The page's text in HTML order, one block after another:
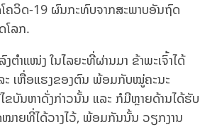
ໂຄວິດ-19 ຜົນກະທົບຈາກສະພາບອັນຖົດ
ໂລກ.
ຕຳແໜ່ງ ໃນໄລຍະທີ່ຜ່ານມາ ຂ້າພະເຈົ້າໄດ້
ະ ເຫື່ອແຮງຂອງຕົນ ພ້ອມກັບໝູ່ຄະນະ
ຂບັນຫາດັ່ງກ່າວນັ້ນ ແລະ ກໍມີຫຼາຍດ້ານໄດ້ຮັບ
ໝາຍທີ່ໄດ້ວາງໄວ້, ພ້ອມກັນນັ້ນ ວຽກງານ